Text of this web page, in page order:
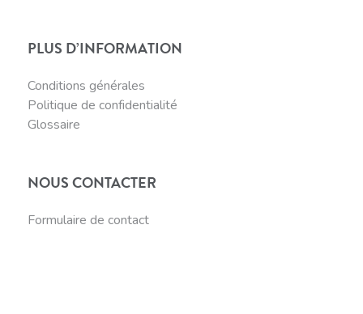
PLUS D’INFORMATION
Conditions générales
Politique de confidentialité
Glossaire
NOUS CONTACTER
Formulaire de contact